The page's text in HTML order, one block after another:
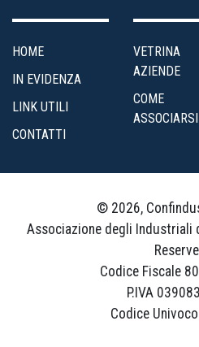
HOME
IN EVIDENZA
LINK UTILI
CONTATTI
VETRINA
AZIENDE
COME
ASSOCIARSI
© 2026,
Associazione degli Industriali
Codice Fiscale
P.IVA
Codice Univoco